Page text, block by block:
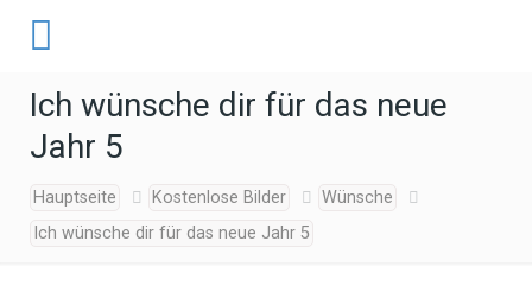
Ich wünsche dir für das neue
Jahr 5
Hauptseite Kostenlose Bilder
Wünsche
Ich wünsche dir für das neue Jahr 5